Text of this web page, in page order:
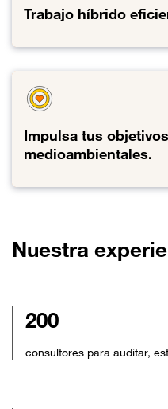
Trabajo híbrido
Impulsa tus
medioambientales.
Nuestra
200
consultores para auditar,